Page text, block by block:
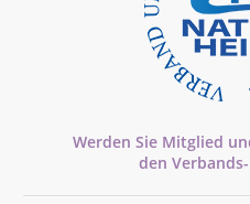
Werden Sie Mitglied
den Verbands-